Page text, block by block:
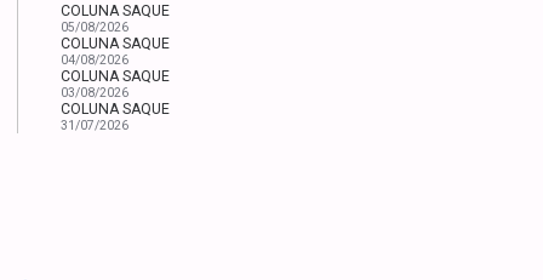
COLUNA SAQUE
05/08/2026
COLUNA SAQUE
04/08/2026
COLUNA SAQUE
03/08/2026
COLUNA SAQUE
31/07/2026